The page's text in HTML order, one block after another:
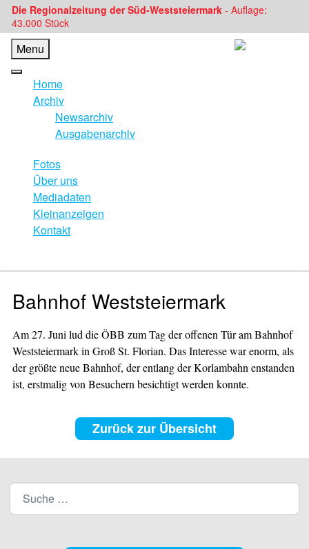
Die Regionalzeitung der Süd-Weststeiermark - Auflage:
43.000 Stück
Menu
Home
Archiv
Newsarchiv
Ausgabenarchiv
Fotos
Über uns
Mediadaten
Kleinanzeigen
Kontakt
Bahnhof Weststeiermark
Am 27. Juni lud die ÖBB zum Tag der offenen Tür am Bahnhof
Weststeiermark in Groß St. Florian. Das Interesse war enorm, als
der größte neue Bahnhof, der entlang der Korlambahn enstanden
ist, erstmalig von Besuchern besichtigt werden konnte.
Zurück zur Übersicht